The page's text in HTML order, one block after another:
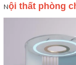
Nội thất phòng